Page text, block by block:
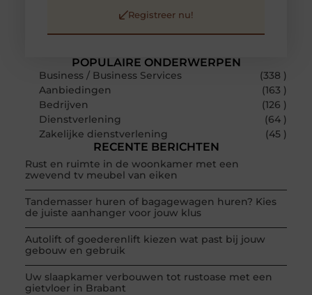
POPULAIRE ONDERWERPEN
Business / Business Services
(338 )
Aanbiedingen
(163 )
Bedrijven
(126 )
Dienstverlening
(64 )
Zakelijke dienstverlening
(45 )
RECENTE BERICHTEN
Rust en ruimte in de woonkamer met een
zwevend tv meubel van eiken
Tandemasser huren of bagagewagen huren? Kies
de juiste aanhanger voor jouw klus
Autolift of goederenlift kiezen wat past bij jouw
gebouw en gebruik
Uw slaapkamer verbouwen tot rustoase met een
gietvloer in Brabant
Registreer nu!